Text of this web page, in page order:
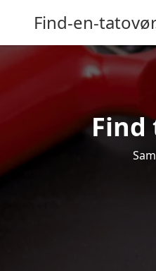
Find-en-
Find